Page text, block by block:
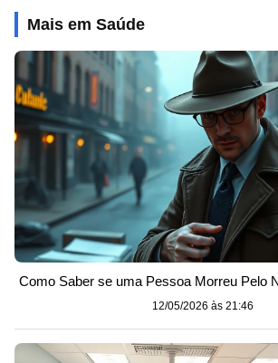
Mais em Saúde
Como Saber se uma Pessoa Morreu Pelo
12/05/2026 às 21:46